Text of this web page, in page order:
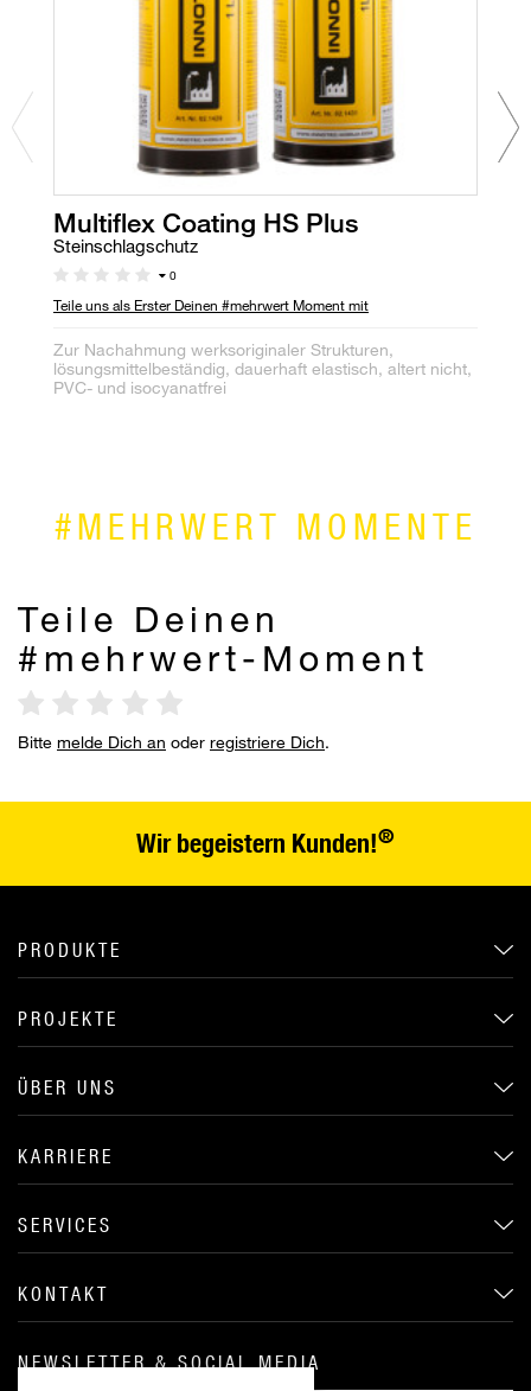
Multiflex Coating HS Plus
Steinschlagschutz
0
Teile uns als Erster Deinen #mehrwert Moment mit
Zur Nachahmung werksoriginaler Strukturen,
lösungsmittelbeständig, dauerhaft elastisch, altert nicht,
PVC- und isocyanatfrei
#MEHRWERT MOMENTE
Teile Deinen
#mehrwert-Moment
Bitte melde Dich an oder registriere Dich.
Wir begeistern Kunden!®
PRODUKTE
PROJEKTE
ÜBER UNS
KARRIERE
SERVICES
KONTAKT
NEWSLETTER & SOCIAL MEDIA